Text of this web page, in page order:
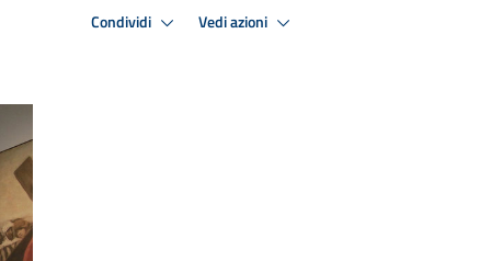
Condividi Vedi azioni